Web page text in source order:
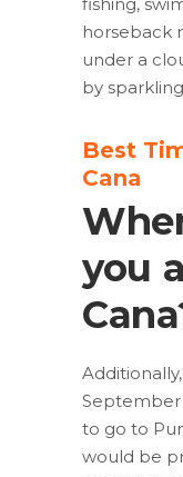
horseback
under a
by
Best
Cana
you
to go to
would be